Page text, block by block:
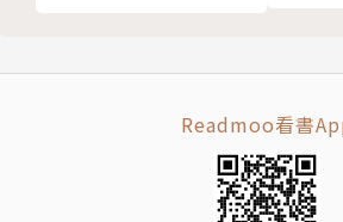
從動機開始，瞄準他人不敢想的目
唯有不自我拘束、真心相信自己，
ふ 用正面向量來思考吧
と 只要堅持到底，老天爺是不會放
り 道理永遠會背叛你
く 反覆回到自己的主場
Readmoo看書